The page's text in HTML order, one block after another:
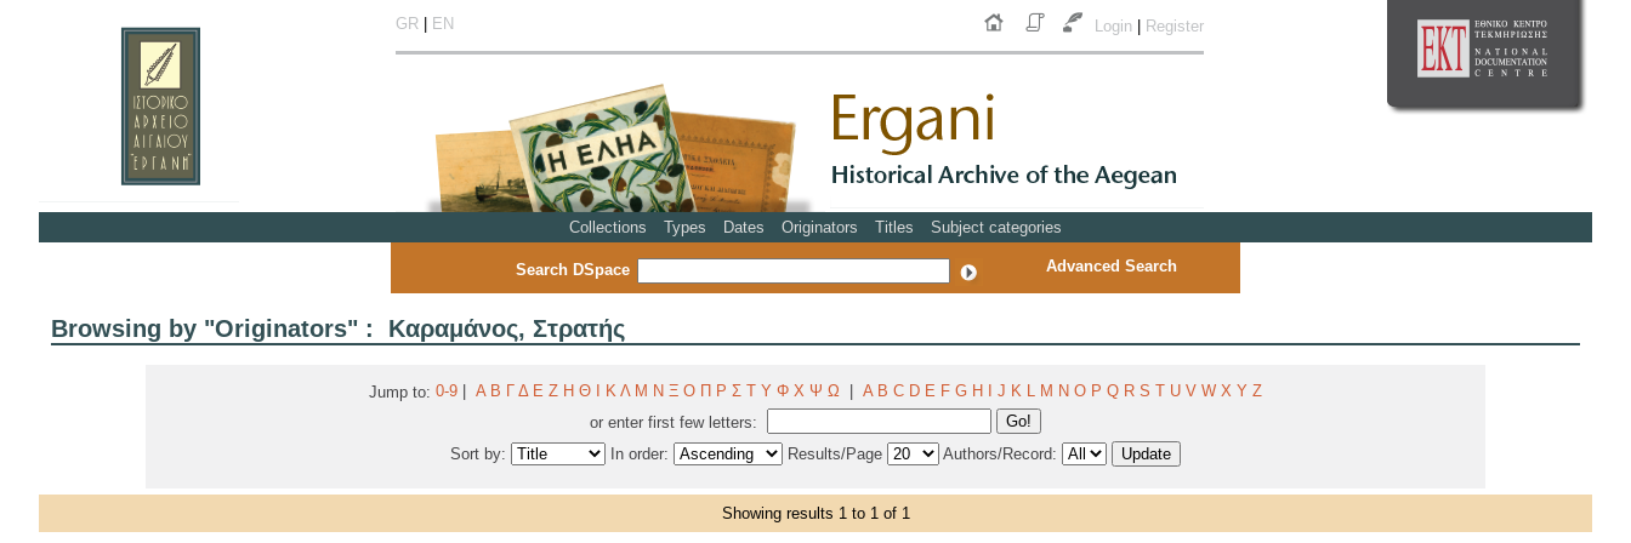
GR| EN Login Register
Collections Types Dates Originators Titles Subject categories
Search DSpace Advanced Search
Browsing by "Originators" : Καραμάνος, Στρατής
Jump to: 0-9 Α Β Γ Δ Ε Ζ Η Θ Κ Λ Μ Ν Ξ Ο Π Ρ Σ Τ Υ Φ Χ Ψ Ω A B C D E F G H J K L M N O P Q R S T U V W X Y Z
or enter first few letters:
Sort by:
In order: Results/Page Authors/Record:
Showing results 1 to 1 of 1